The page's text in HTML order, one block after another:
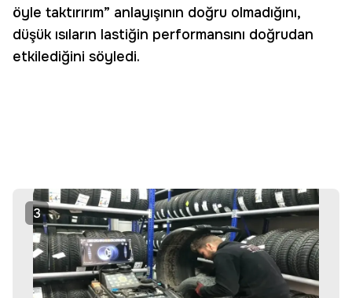
öyle taktırırım” anlayışının doğru olmadığını,
düşük ısıların lastiğin performansını doğrudan
etkilediğini söyledi.
3